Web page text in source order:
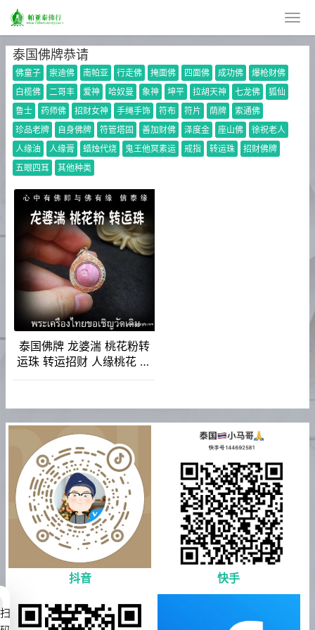
泰国佛牌恭请
佛童子 崇迪佛 南帕亚 行走佛 掩面佛 四面佛 成功佛
爆枪财佛
白榄佛
二哥丰 爱神 哈奴曼 象神 坤平 拉胡天神 七龙佛
狐仙
鲁士
药师佛 招财女神 手绳手饰 符布 符片 荫牌
索通佛
珍品老牌
自身佛牌 符管塔固 善加财佛 泽度金 座山佛
徐祝老人
人缘油
人缘膏 蜡烛代烧 鬼王他冥素运 戒指 转运珠
招财佛牌
五眼四耳
其他种类
泰国佛牌 龙婆湍 桃花粉转
运珠 转运招财 人缘桃花 感
抖音 快手
扫